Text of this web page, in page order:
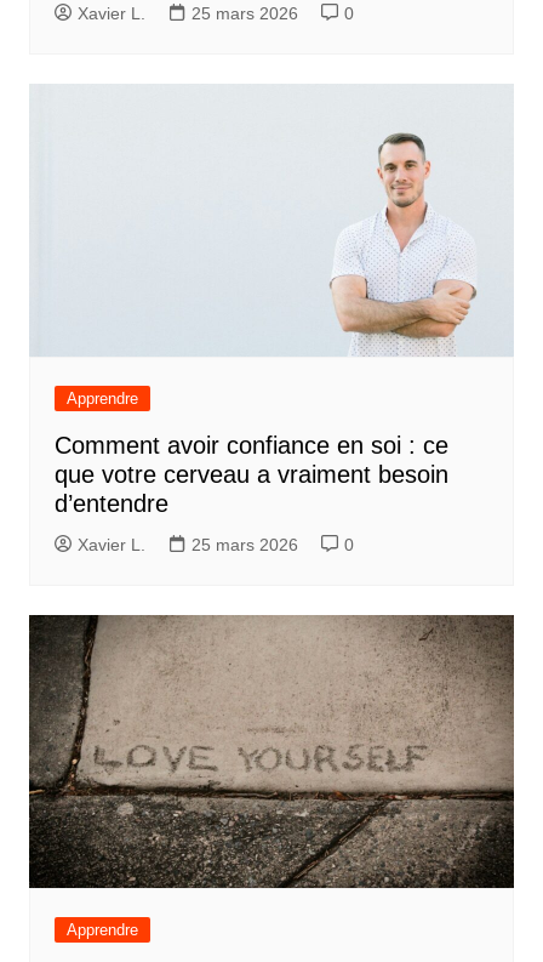
Xavier L. 25 mars 2026 0
Apprendre
Comment avoir confiance en soi : ce
que votre cerveau a vraiment besoin
d’entendre
Xavier L. 25 mars 2026 0
Apprendre